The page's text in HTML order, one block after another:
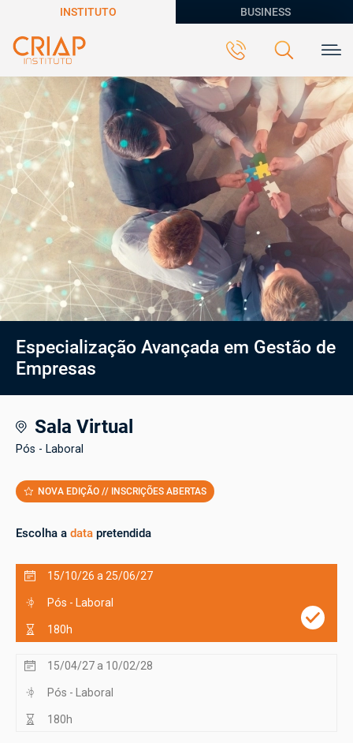
INSTITUTO BUSINESS
Especialização Avançada em Gestão de
Empresas
Sala Virtual
Pós - Laboral
NOVA EDIÇÃO // INSCRIÇÕES ABERTAS
Escolha a data pretendida
15/10/26 a 25/06/27
Pós - Laboral
180h
15/04/27 a 10/02/28
Pós - Laboral
180h